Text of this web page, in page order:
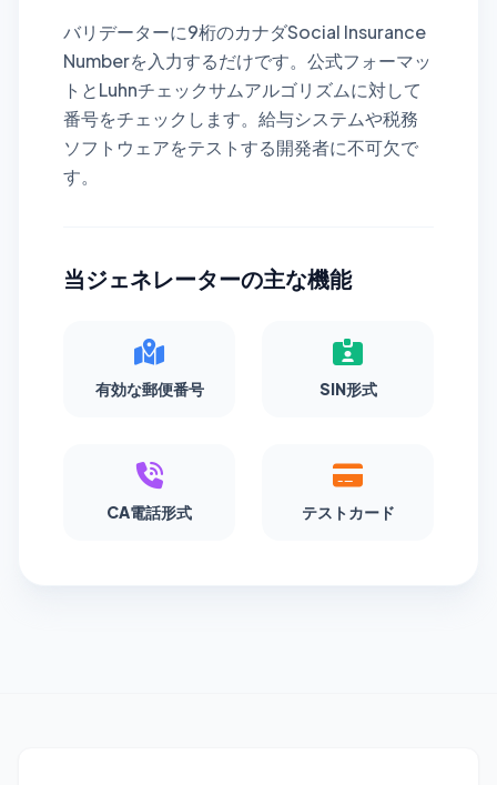
バリデーターに9桁のカナダSocial Insurance
Numberを入力するだけです。公式フォーマッ
トとLuhnチェックサムアルゴリズムに対して
番号をチェックします。給与システムや税務
ソフトウェアをテストする開発者に不可欠で
す。
当ジェネレーターの主な機能
有効な郵便番号 SIN形式
CA電話形式 テストカード